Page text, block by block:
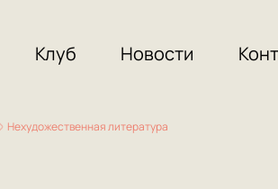
Клуб Новости
Нехудожественная литература